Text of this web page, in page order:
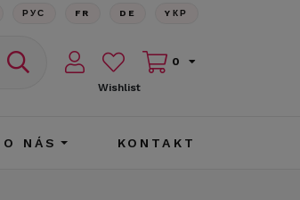
РУС FR DE YКР
Wishlist
0
O NÁS KONTAKT